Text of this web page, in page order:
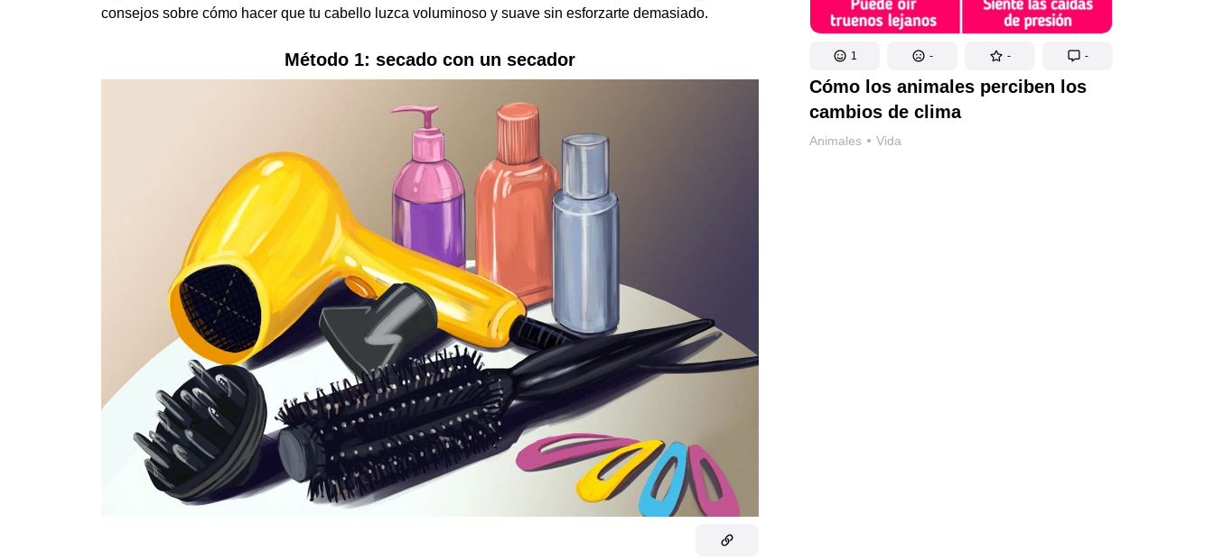
1 - - -
Cómo los animales perciben los
cambios de clima
Animales Vida
consejos sobre cómo hacer que tu cabello luzca voluminoso y suave sin esforzarte demasiado.
Método 1: secado con un secador